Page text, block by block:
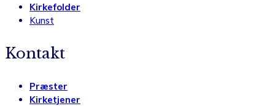
Kirkefolder
Kunst
Kontakt
Præster
Kirketjener